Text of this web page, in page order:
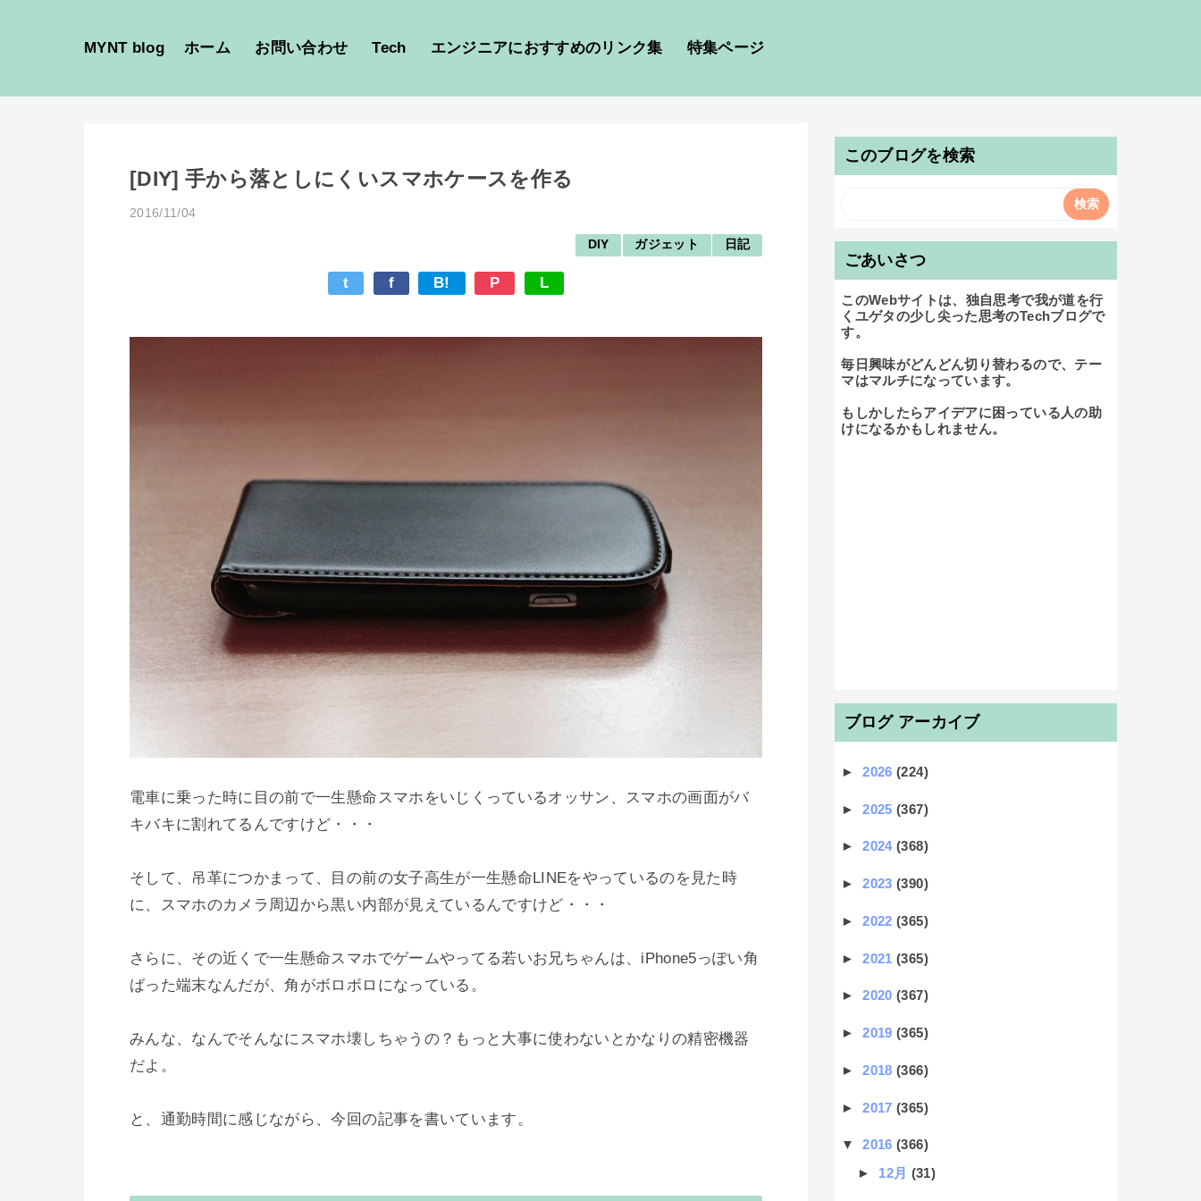
MYNT blog ホーム お問い合わせ Tech エンジニアにおすすめのリンク集 特集ページ
[DIY] 手から落としにくいスマホケースを作る
2016/11/04
DIY ガジェット 日記
t f B! P L
電車に乗った時に目の前で一生懸命スマホをいじくっているオッサン、スマホの画面がバ
キバキに割れてるんですけど・・・
そして、吊革につかまって、目の前の女子高生が一生懸命LINEをやっているのを見た時
に、スマホのカメラ周辺から黒い内部が見えているんですけど・・・
さらに、その近くで一生懸命スマホでゲームやってる若いお兄ちゃんは、iPhone5っぽい角
ばった端末なんだが、角がボロボロになっている。
みんな、なんでそんなにスマホ壊しちゃうの？もっと大事に使わないとかなりの精密機器
だよ。
と、通勤時間に感じながら、今回の記事を書いています。
このブログを検索
ごあいさつ
このWebサイトは、独自思考で我が道を行
くユゲタの少し尖った思考のTechブログで
す。
毎日興味がどんどん切り替わるので、テー
マはマルチになっています。
もしかしたらアイデアに困っている人の助
けになるかもしれません。
ブログ アーカイブ
►2026(224)
►2025(367)
►2024(368)
►2023(390)
►2022(365)
►2021(365)
►2020(367)
►2019(365)
►2018(366)
►2017(365)
▼2016(366)
► 12月 (31)